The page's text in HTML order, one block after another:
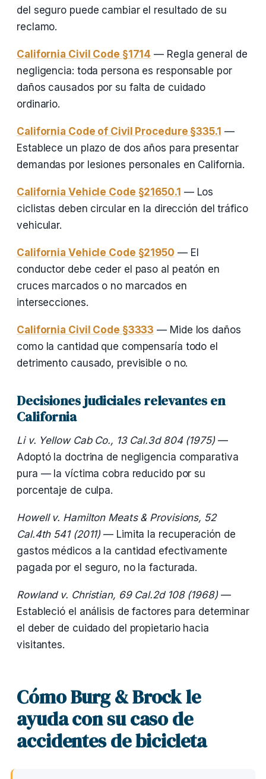
del seguro puede cambiar el resultado de su
reclamo.
California Civil Code §1714 — Regla general de
negligencia: toda persona es responsable por
daños causados por su falta de cuidado
ordinario.
California Code of Civil Procedure §335.1 —
Establece un plazo de dos años para presentar
demandas por lesiones personales en California.
California Vehicle Code §21650.1 — Los
ciclistas deben circular en la dirección del tráfico
vehicular.
California Vehicle Code §21950 — El
conductor debe ceder el paso al peatón en
cruces marcados o no marcados en
intersecciones.
California Civil Code §3333 — Mide los daños
como la cantidad que compensaría todo el
detrimento causado, previsible o no.
Decisiones judiciales relevantes en
California
Li v. Yellow Cab Co., 13 Cal.3d 804 (1975)—
Adoptó la doctrina de negligencia comparativa
pura — la víctima cobra reducido por su
porcentaje de culpa.
Howell v. Hamilton Meats & Provisions, 52
Cal.4th 541 (2011) — Limita la recuperación de
gastos médicos a la cantidad efectivamente
pagada por el seguro, no la facturada.
Rowland v. Christian, 69 Cal.2d 108 (1968)—
Estableció el análisis de factores para determinar
el deber de cuidado del propietario hacia
visitantes.
Cómo Burg & Brock le
ayuda con su caso de
accidentes de bicicleta